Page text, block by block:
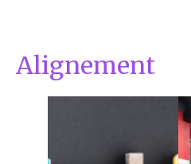
Alignement